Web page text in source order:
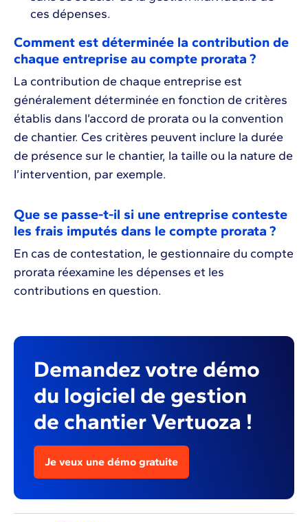
ces dépenses.
Comment est déterminée la contribution de
chaque entreprise au compte prorata ?
La contribution de chaque entreprise est
généralement déterminée en fonction de critères
établis dans l’accord de prorata ou la convention
de chantier. Ces critères peuvent inclure la durée
de présence sur le chantier, la taille ou la nature de
l’intervention, par exemple.
Que se passe-t-il si une entreprise conteste
les frais imputés dans le compte prorata ?
En cas de contestation, le gestionnaire du compte
prorata réexamine les dépenses et les
contributions en question.
Demandez votre démo
du logiciel de gestion
de chantier Vertuoza !
Je veux une démo gratuite